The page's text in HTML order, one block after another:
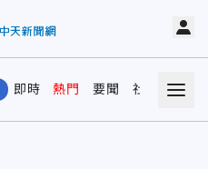
即時 熱門 要聞 社會 娛樂